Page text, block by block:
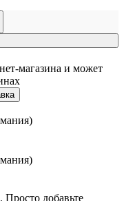
магазина и может
Просто добавьте